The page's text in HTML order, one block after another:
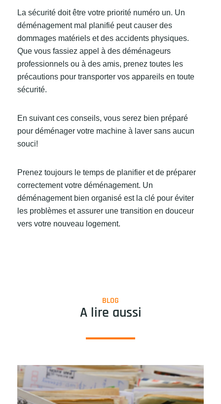
La sécurité doit être votre priorité numéro un. Un
déménagement mal planifié peut causer des
dommages matériels et des accidents physiques.
Que vous fassiez appel à des déménageurs
professionnels ou à des amis, prenez toutes les
précautions pour transporter vos appareils en toute
sécurité.
En suivant ces conseils, vous serez bien préparé
pour déménager votre machine à laver sans aucun
souci!
Prenez toujours le temps de planifier et de préparer
correctement votre déménagement. Un
déménagement bien organisé est la clé pour éviter
les problèmes et assurer une transition en douceur
vers votre nouveau logement.
BLOG
A lire aussi